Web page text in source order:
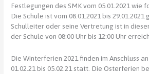
Festlegungen des SMK vom 05.01.2021 wie
Die Schule ist vom 08.01.2021 bis 29.01.2021
Schulleiter oder seine Vertretung ist in
der Schule von 08:00 Uhr bis 12:00 Uhr
Die Winterferien 2021 finden im Anschluss
01.02.21 bis 05.02.21 statt. Die Osterferien